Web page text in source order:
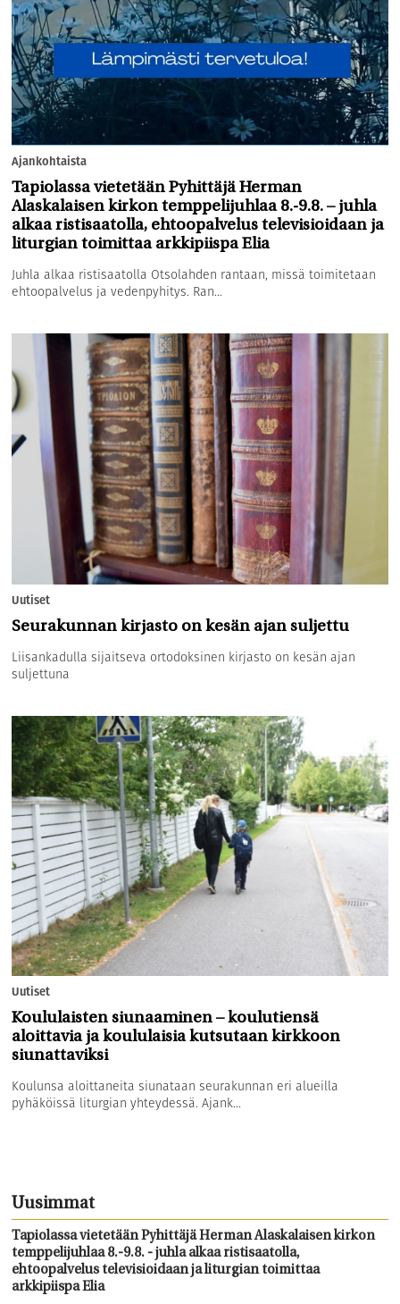
Ajankohtaista
Tapiolassa vietetään Pyhittäjä Herman
Alaskalaisen kirkon temppelijuhlaa 8.-9.8. – juhla
alkaa ristisaatolla, ehtoopalvelus televisioidaan ja
liturgian toimittaa arkkipiispa Elia
Juhla alkaa ristisaatolla Otsolahden rantaan, missä toimitetaan
ehtoopalvelus ja vedenpyhitys. Ran...
Uutiset
Seurakunnan kirjasto on kesän ajan suljettu
Liisankadulla sijaitseva ortodoksinen kirjasto on kesän ajan
suljettuna
Uutiset
Koululaisten siunaaminen – koulutiensä
aloittavia ja koululaisia kutsutaan kirkkoon
siunattaviksi
Koulunsa aloittaneita siunataan seurakunnan eri alueilla
pyhäköissä liturgian yhteydessä. Ajank...
Uusimmat
Tapiolassa vietetään Pyhittäjä Herman Alaskalaisen kirkon
temppelijuhlaa 8.-9.8. - juhla alkaa ristisaatolla,
ehtoopalvelus televisioidaan ja liturgian toimittaa
arkkipiispa Elia